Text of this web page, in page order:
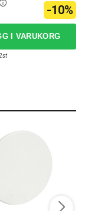
-10%
I VARUKORG
st